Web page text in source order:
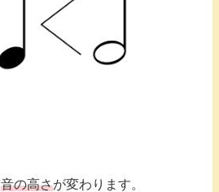
音の高さが変わります。